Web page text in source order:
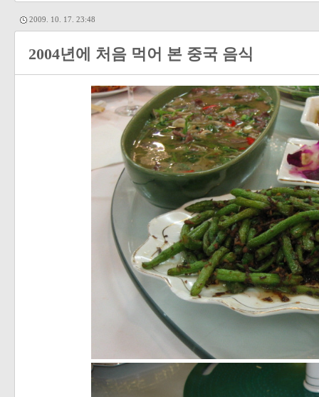
2009. 10. 17. 23:48
2004년에 처음 먹어 본 중국 음식